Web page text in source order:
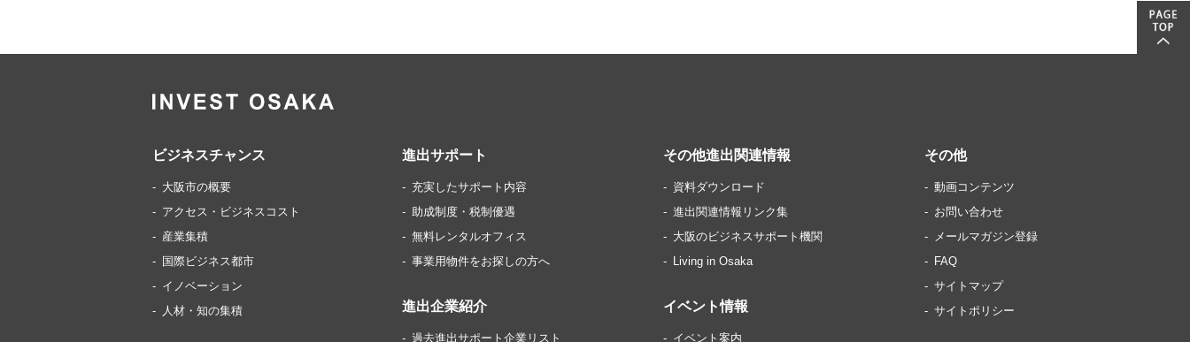
ビジネスチャンス
大阪市の概要
アクセス・ビジネスコスト
産業集積
国際ビジネス都市
イノベーション
人材・知の集積
進出サポート
充実したサポート内容
助成制度・税制優遇
無料レンタルオフィス
事業用物件をお探しの方へ
進出企業紹介
過去進出サポート企業リスト
その他進出関連情報
資料ダウンロード
進出関連情報リンク集
大阪のビジネスサポート機関
Living in Osaka
イベント情報
イベント案内
その他
動画コンテンツ
お問い合わせ
メールマガジン登録
FAQ
サイトマップ
サイトポリシー